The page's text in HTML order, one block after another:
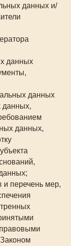
данных и/
данных
данных
данных,
данных,
и перечень мер,